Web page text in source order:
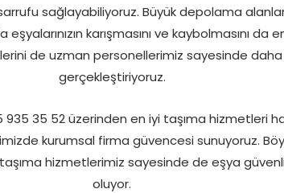
sağlayabiliyoruz. Büyük depolama
karışmasını ve kaybolmasını
de uzman personellerimiz sayesinde daha
gerçekleştiriyoruz.
35 52 üzerinden en iyi taşıma hizmetleri
kurumsal firma güvencesi sunuyoruz.
taşıma hizmetlerimiz sayesinde de eşya
oluyor.